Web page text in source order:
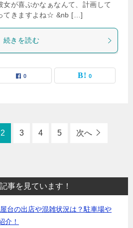
女が喜ぶかなぁなんて、計画して
てきますよね☆ &nb […]
続きを読む
0 0
2 3 4 5 次へ
事を見ています！
台の出店や混雑状況は？駐車場や
介！